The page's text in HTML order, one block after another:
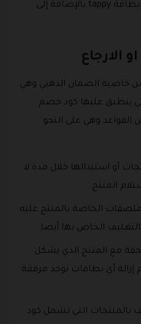
كما يمكن الدفع عن طريق بطاقة tappy بالإضافة إلى
الارجاع
خاصية الضمان الذهبي وهي
ينطبق عليها كود خصم
وهي على النحو
أو استبدالها خلال مدة لا
الخاصة بالمنتج عليه
الخاص بها أيضا.
مع المنتج الذي يشكل
أي بطاقات توجد مرفقة
بالمنتجات التي تشمل كود